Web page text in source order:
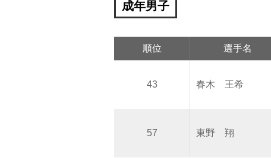
成年男子
順位 選手名
43 春木 王希
57 東野 翔